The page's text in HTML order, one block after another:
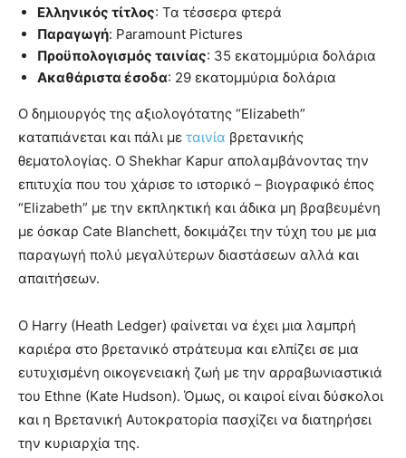
Ελληνικός τίτλος: Τα τέσσερα φτερά
Παραγωγή: Paramount Pictures
Προϋπολογισμός ταινίας: 35 εκατομμύρια δολάρια
Ακαθάριστα έσοδα: 29 εκατομμύρια δολάρια
Ο δημιουργός της αξιολογότατης “Elizabeth”
καταπιάνεται και πάλι με ταινία βρετανικής
θεματολογίας. Ο Shekhar Kapur απολαμβάνοντας την
επιτυχία που του χάρισε το ιστορικό – βιογραφικό έπος
“Elizabeth” με την εκπληκτική και άδικα μη βραβευμένη
με όσκαρ Cate Blanchett, δοκιμάζει την τύχη του με μια
παραγωγή πολύ μεγαλύτερων διαστάσεων αλλά και
απαιτήσεων.
Ο Harry (Heath Ledger) φαίνεται να έχει μια λαμπρή
καριέρα στο βρετανικό στράτευμα και ελπίζει σε μια
ευτυχισμένη οικογενειακή ζωή με την αρραβωνιαστικιά
του Ethne (Kate Hudson). Όμως, οι καιροί είναι δύσκολοι
και η Βρετανική Αυτοκρατορία πασχίζει να διατηρήσει
την κυριαρχία της.